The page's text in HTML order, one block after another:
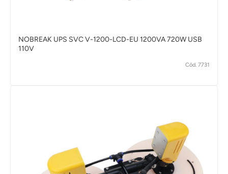
NOBREAK UPS SVC V-1200-LCD-EU 1200VA 720W USB
110V
Cód. 7731